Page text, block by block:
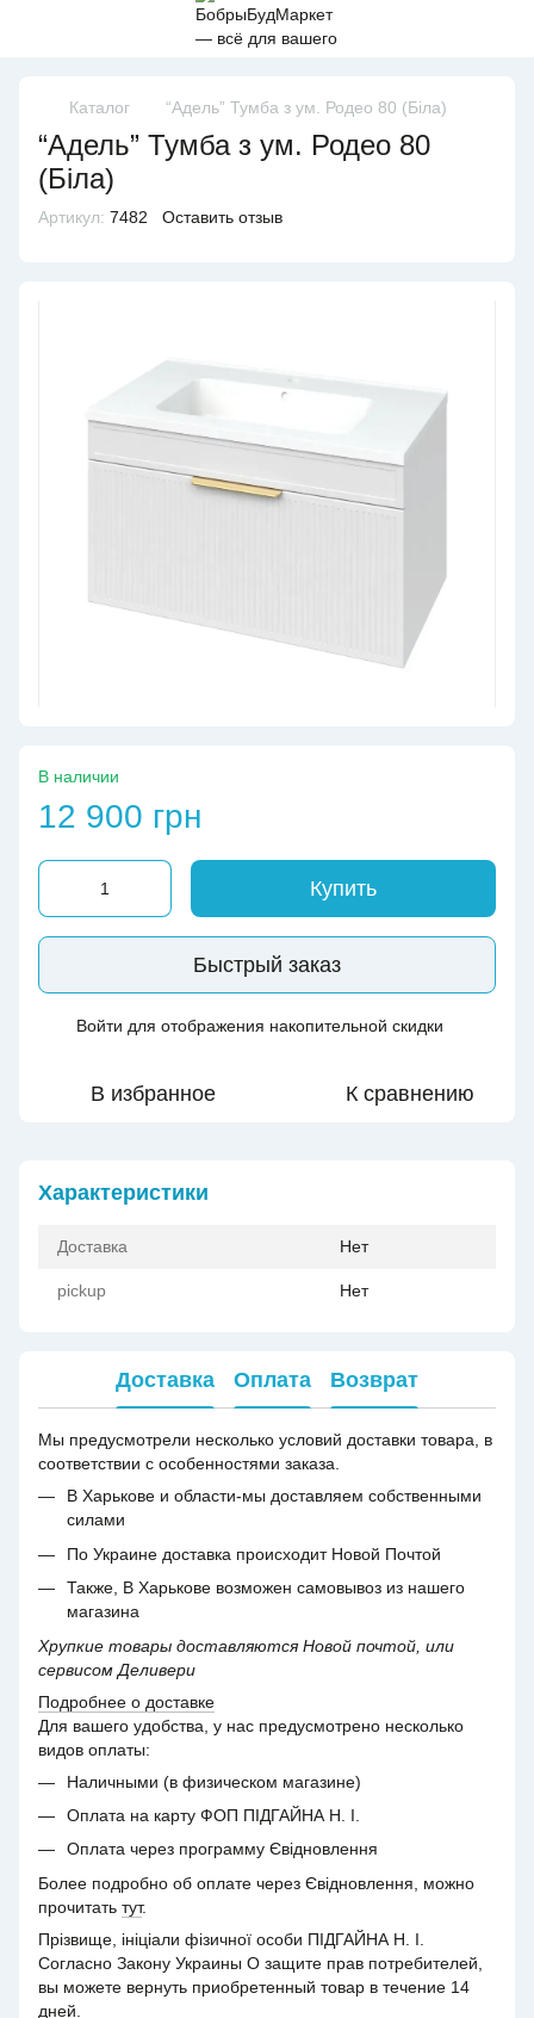
Каталог “Адель” Тумба з ум. Родео 80 (Біла)
“Адель” Тумба з ум. Родео 80
(Біла)
Артикул: 7482 Оставить отзыв
В наличии
12 900 грн
Купить
Быстрый заказ
Войти для отображения накопительной скидки
В избранное К сравнению
Характеристики
Доставка Нет
pickup Нет
Доставка Оплата Возврат
Мы предусмотрели несколько условий доставки товара, в
соответствии с особенностями заказа.
В Харькове и области-мы доставляем собственными
силами
По Украине доставка происходит Новой Почтой
Также, В Харькове возможен самовывоз из нашего
магазина
Хрупкие товары доставляются Новой почтой, или
сервисом Деливери
Подробнее о доставке
Для вашего удобства, у нас предусмотрено несколько
видов оплаты:
Наличными (в физическом магазине)
Оплата на карту ФОП ПІДГАЙНА Н. І.
Оплата через программу Євідновлення
Более подробно об оплате через Євідновлення, можно
прочитать тут.
Прізвище, ініціали фізичної особи ПІДГАЙНА Н. І.
Согласно Закону Украины О защите прав потребителей,
вы можете вернуть приобретенный товар в течение 14
дней.